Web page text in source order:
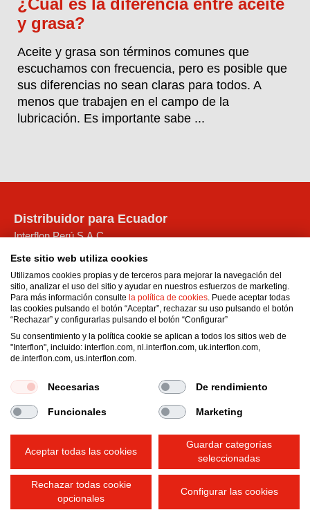
y grasa?
Aceite y grasa son términos comunes que
escuchamos con frecuencia, pero es posible que
sus diferencias no sean claras para todos. A
menos que trabajen en el campo de la
lubricación. Es importante sabe ...
Distribuidor para Ecuador
Interflon Perú S.A.C.
Calle Joaquin Capello No. 194
Municipalidad Metropolitana de Lima
Perú
Email:administracionperu1@interflon.com
Teléfono móvil
Phone:+51 957 972 916
Condiciones generales de venta
Declaración de privacidad
Impressum
Política de cookies
Este sitio web utiliza cookies
Utilizamos cookies propias y de terceros para mejorar la navegación del
sitio, analizar el uso del sitio y ayudar en nuestros esfuerzos de marketing.
Para más información consulte la política de cookies. Puede aceptar todas
las cookies pulsando el botón “Aceptar”, rechazar su uso pulsando el botón
“Rechazar” y configurarlas pulsando el botón “Configurar”
Su consentimiento y la política cookie se aplican a todos los sitios web de
"Interflon", incluido: interflon.com, nl.interflon.com, uk.interflon.com,
de.interflon.com, us.interflon.com.
Necesarias De rendimiento
Funcionales Marketing
Aceptar todas las cookies
Guardar categorías
seleccionadas
Rechazar todas cookie
opcionales
Configurar las cookies